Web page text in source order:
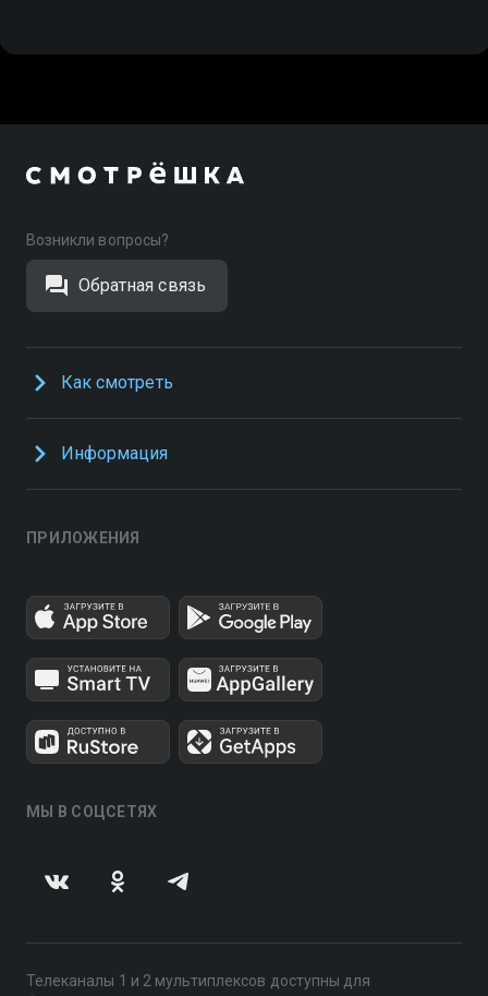
Возникли вопросы?
Обратная связь
Как смотреть
Информация
ПРИЛОЖЕНИЯ
МЫ В СОЦСЕТЯХ
Телеканалы 1 и 2 мультиплексов доступны для